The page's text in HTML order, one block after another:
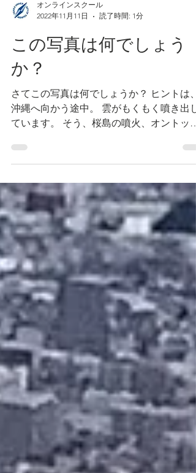
オンラインスクール
2022年11月11日
この写真は何でしょう
か？
沖縄へ向かう途中。 雲がもくもく噴き出し
ています。 そう、桜島の噴火、オントップ
だったので雲の上を突き抜けて発生してい
す。